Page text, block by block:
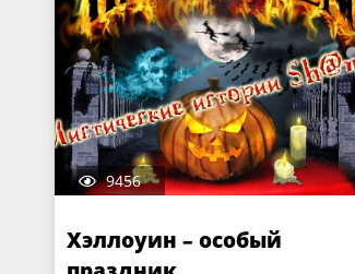
9456
Хэллоуин – особый